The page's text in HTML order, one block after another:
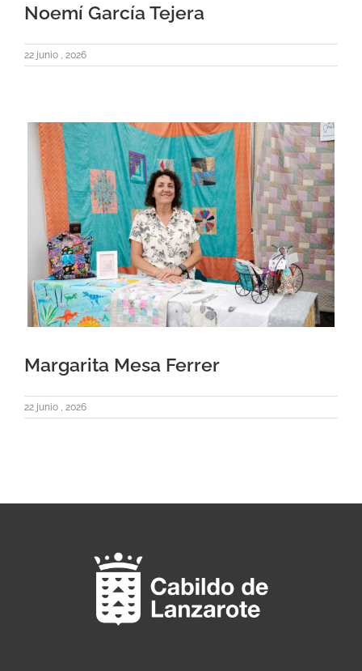
Noemí García Tejera
22 junio , 2026
Margarita Mesa Ferrer
22 junio , 2026